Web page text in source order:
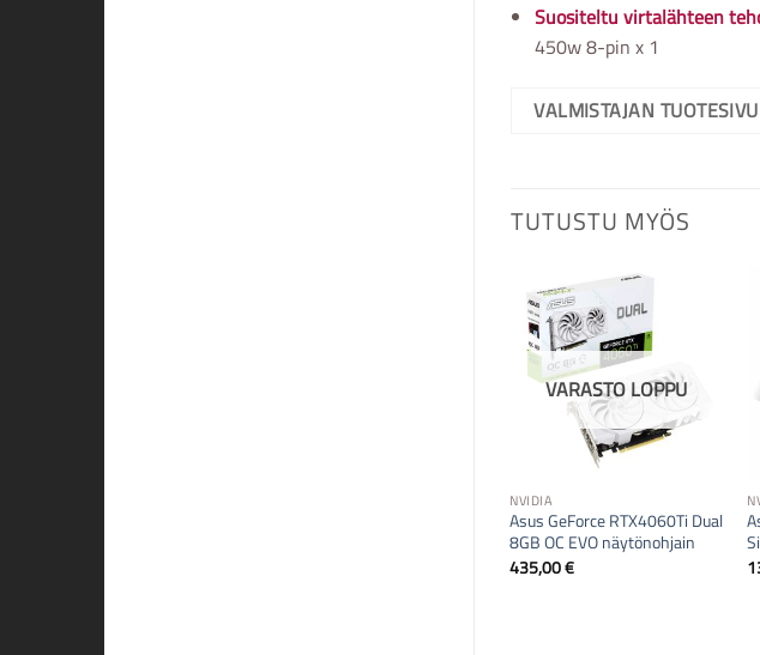
Suositeltu virtalähteen
450w 8-pin x 1
VALMISTAJAN TUOTESIVU
TUTUSTU MYÖS
VARASTO LOPPU
NVIDIA
Asus GeForce RTX4060Ti Dual
8GB OC EVO näytönohjain
435,00€